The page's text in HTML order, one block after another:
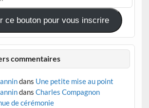
ce bouton pour vous inscrire
commentaires
dans Une petite mise au point
dans Charles Compagnon
de cérémonie